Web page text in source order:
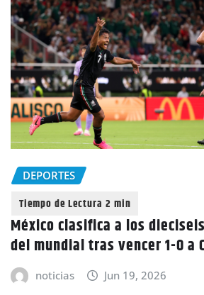
DEPORTES
México clasifica a los
del mundial tras vencer 1-0 a
noticias Jun 19, 2026